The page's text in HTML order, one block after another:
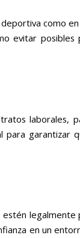
como
evitar posibles
laborales,
para garantizar
en un